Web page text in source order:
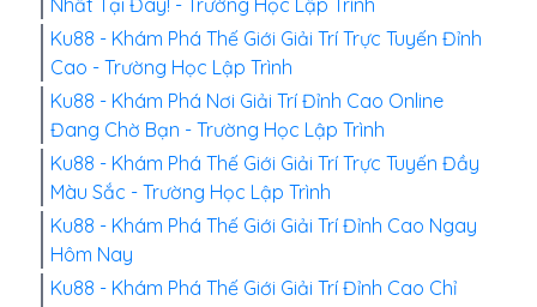
Nhất Tại Đây! - Trường Học Lập Trình
Ku88 - Khám Phá Thế Giới Giải Trí Trực Tuyến Đỉnh
Cao - Trường Học Lập Trình
Ku88 - Khám Phá Nơi Giải Trí Đỉnh Cao Online
Đang Chờ Bạn - Trường Học Lập Trình
Ku88 - Khám Phá Thế Giới Giải Trí Trực Tuyến Đầy
Màu Sắc - Trường Học Lập Trình
Ku88 - Khám Phá Thế Giới Giải Trí Đỉnh Cao Ngay
Hôm Nay
Ku88 - Khám Phá Thế Giới Giải Trí Đỉnh Cao Chỉ